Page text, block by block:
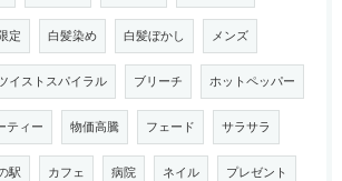
定 白髪染め 白髪ぼかし メンズ
イストスパイラル ブリーチ ホットペッパー
ティー 物価高騰 フェード サラサラ
駅 カフェ 病院 ネイル プレゼント